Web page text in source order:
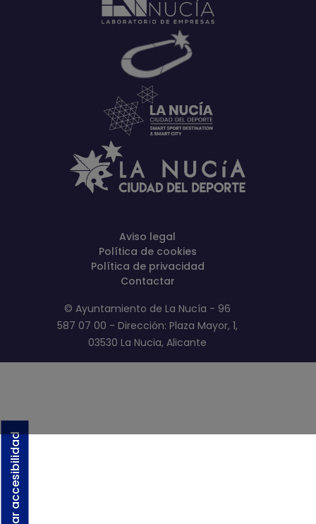
Activar accesibilidad
Aviso legal
Política de cookies
Política de privacidad
Contactar
© Ayuntamiento de La Nucía - 96
587 07 00 - Dirección: Plaza Mayor, 1,
03530 La Nucia, Alicante